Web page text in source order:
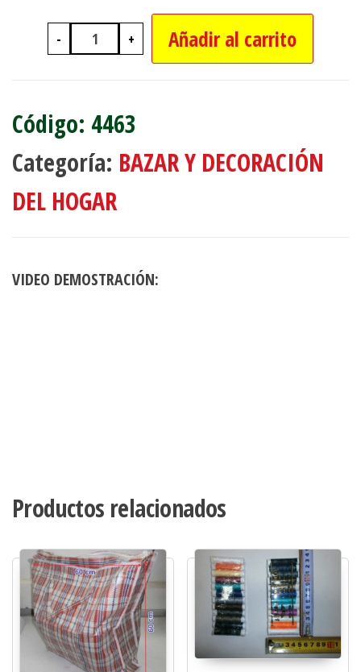
-
BOMBEADOR GRANDE PARA
+ Añadir al carrito
4463
Categoría: BAZAR Y DECORACIÓN
DEL HOGAR
VIDEO DEMOSTRACIÓN:
Productos relacionados